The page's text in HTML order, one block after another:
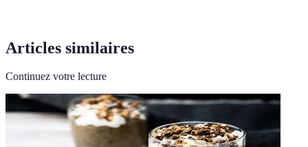
Articles similaires
Continuez votre lecture